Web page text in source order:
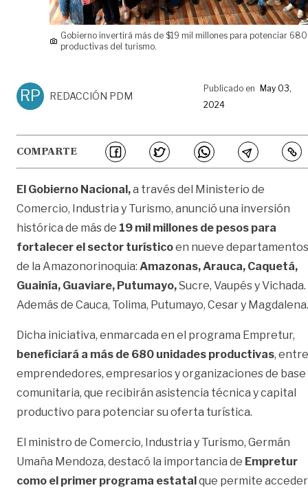
Gobierno invertirá más de $19 mil millones para potenciar
productivas del turismo.
RP REDACCIÓN PDM
Publicado en May 03,
2024
COMPARTE
El Gobierno Nacional,a través del Ministerio de
Comercio, Industria y Turismo, anunció una inversión
histórica de más de 19 mil millones de pesos para
fortalecer el sector turísticoen nueve departamentos
de la Amazonorinoquia: Amazonas, Arauca, Caquetá,
Guainía, Guaviare, Putumayo,Sucre, Vaupés y Vichada.
Además de Cauca, Tolima, Putumayo, Cesar y Magdalena.
Dicha iniciativa, enmarcada en el programa Empretur,
beneficiará a más de 680 unidades productivas, entre
emprendedores, empresarios y organizaciones de base
comunitaria, que recibirán asistencia técnica y capital
productivo para potenciar su oferta turística.
El ministro de Comercio, Industria y Turismo, Germán
Umaña Mendoza, destacó la importancia de Empretur
como el primer programa estatalque permite acceder